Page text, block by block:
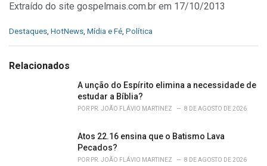
Extraído do site gospelmais.com.br em 17/10/2013
C
e
Destaques, HotNews, Mídia e Fé, Política
Relacionados
A unção do Espírito elimina a necessidade de
estudar a Bíblia?
POR PR. JOÃO FLÁVIO MARTINEZ 8 DE AGOSTO DE 2026
Atos 22.16 ensina que o Batismo Lava
Pecados?
POR PR. JOÃO FLÁVIO MARTINEZ 8 DE AGOSTO DE 2026